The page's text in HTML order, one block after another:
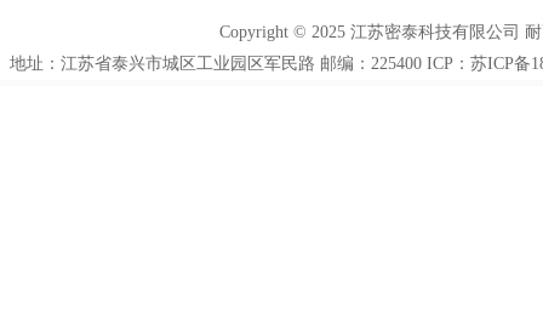
Copyright © 2025 江苏密泰科技有限公司
地址：江苏省泰兴市城区工业园区军民路 邮编：225400 ICP： 苏ICP备